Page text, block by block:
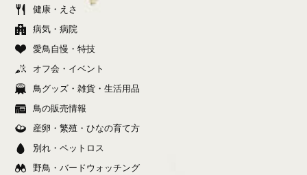
健康・えさ
病気・病院
愛鳥自慢・特技
オフ会・イベント
鳥グッズ・雑貨・生活用品
鳥の販売情報
産卵・繁殖・ひなの育て方
別れ・ペットロス
野鳥・バードウォッチング